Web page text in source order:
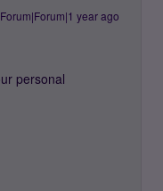
Forum|Forum|1 year ago
personal